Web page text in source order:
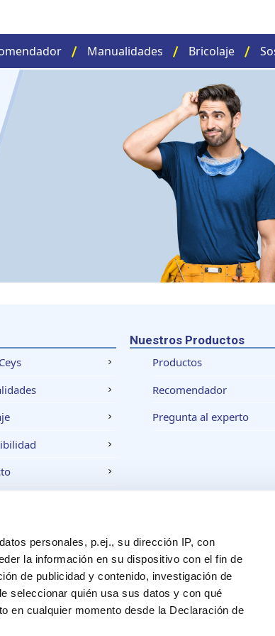
personales, p.ej., su dirección IP, con
la información en su dispositivo con el fin de
de publicidad y contenido, investigación de
seleccionar quién usa sus datos y con qué
en cualquier momento desde la Declaración de
Manualidades Bricolaje
Nuestros Productos
Productos
Recomendador
Pregunta al experto